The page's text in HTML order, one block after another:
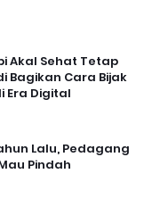
Akal Sehat Tetap
Bagikan Cara Bijak
Digital
Lalu, Pedagang
Pindah